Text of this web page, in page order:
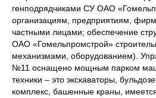
генподрядчиками СУ ОАО
организациям, предприятиям,
частными лицами; обеспечение
ОАО «Гомельпромстрой»
механизмами, оборудованием).
№11 оснащено мощным парком
техники – это экскаваторы,
комплекс, башенные краны,